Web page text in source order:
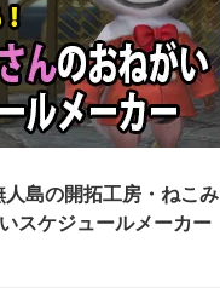
人島の開拓工房・ねこみ
スケジュールメーカー